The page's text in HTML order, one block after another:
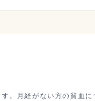
。月経がない方の貧血